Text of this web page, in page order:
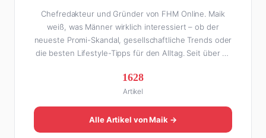
Chefredakteur und Gründer von FHM Online. Maik
weiß, was Männer wirklich interessiert – ob der
neueste Promi-Skandal, gesellschaftliche Trends oder
die besten Lifestyle-Tipps für den Alltag. Seit über 10
Online zu einer der führenden Männer-Lifestyle-
Plattformen im deutschsprachigen Raum aufgebaut.
Sein Weg dahin war alles andere als geradlinig: Die
eine Hälfte seines Lebens stand er in der
Gastronomie – mit allem, was dazugehört. Die andere
1628
Artikel
Alle Artikel von Maik →